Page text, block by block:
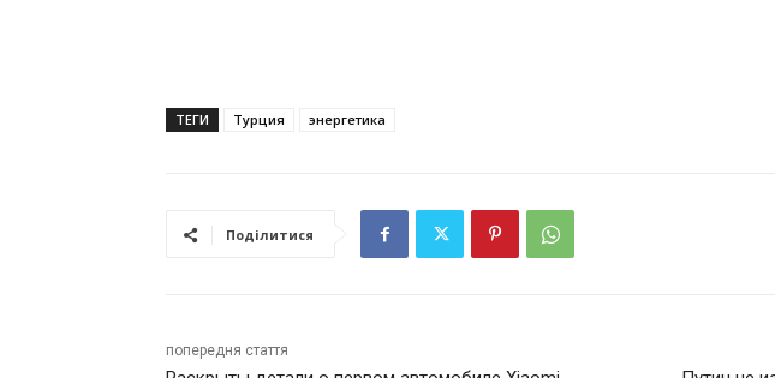
ТЕГИ Турция энергетика
Поділитися
попередня стаття